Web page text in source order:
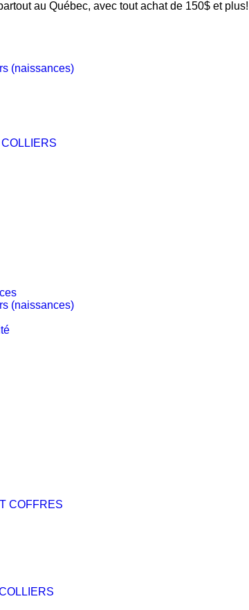
au Québec, avec tout achat de 150$ et plus!
(naissances)
(naissances)
COFFRES